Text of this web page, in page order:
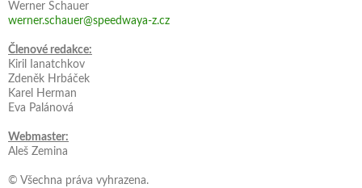
Werner Schauer
werner.schauer@speedwaya-z.cz
Členové redakce:
Kiril Ianatchkov
Zdeněk Hrbáček
Karel Herman
Eva Palánová
Webmaster:
Aleš Zemina
© Všechna práva vyhrazena.